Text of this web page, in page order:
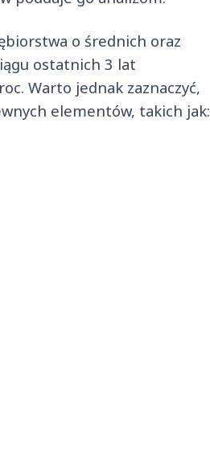
o średnich oraz
ostatnich 3 lat
Warto jednak zaznaczyć,
elementów, takich jak: